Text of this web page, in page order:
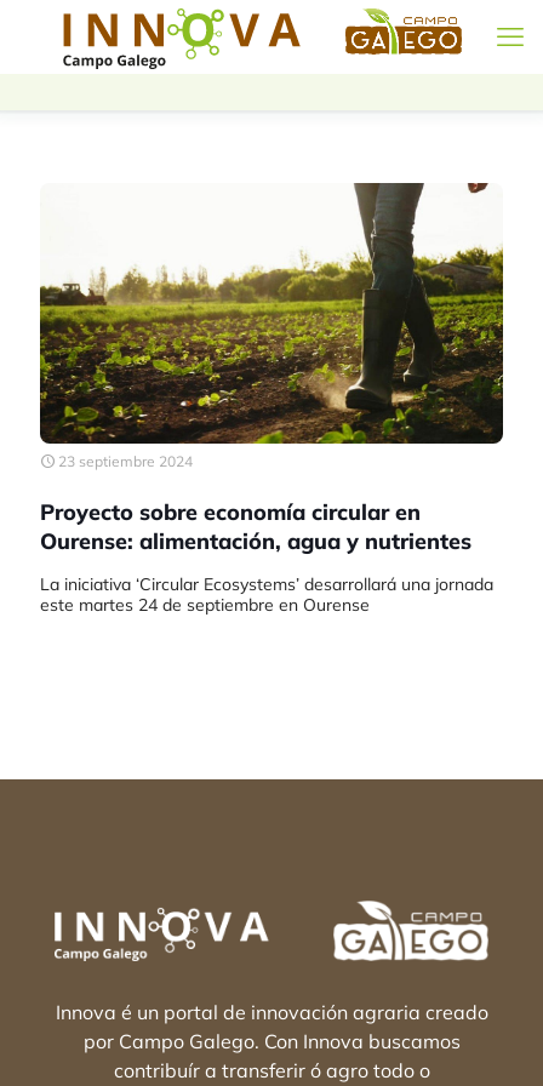
23 septiembre 2024
Proyecto sobre economía circular en
Ourense: alimentación, agua y nutrientes
La iniciativa ‘Circular Ecosystems’ desarrollará una jornada
este martes 24 de septiembre en Ourense
Innova é un portal de innovación agraria creado
por Campo Galego. Con Innova buscamos
contribuír a transferir ó agro todo o